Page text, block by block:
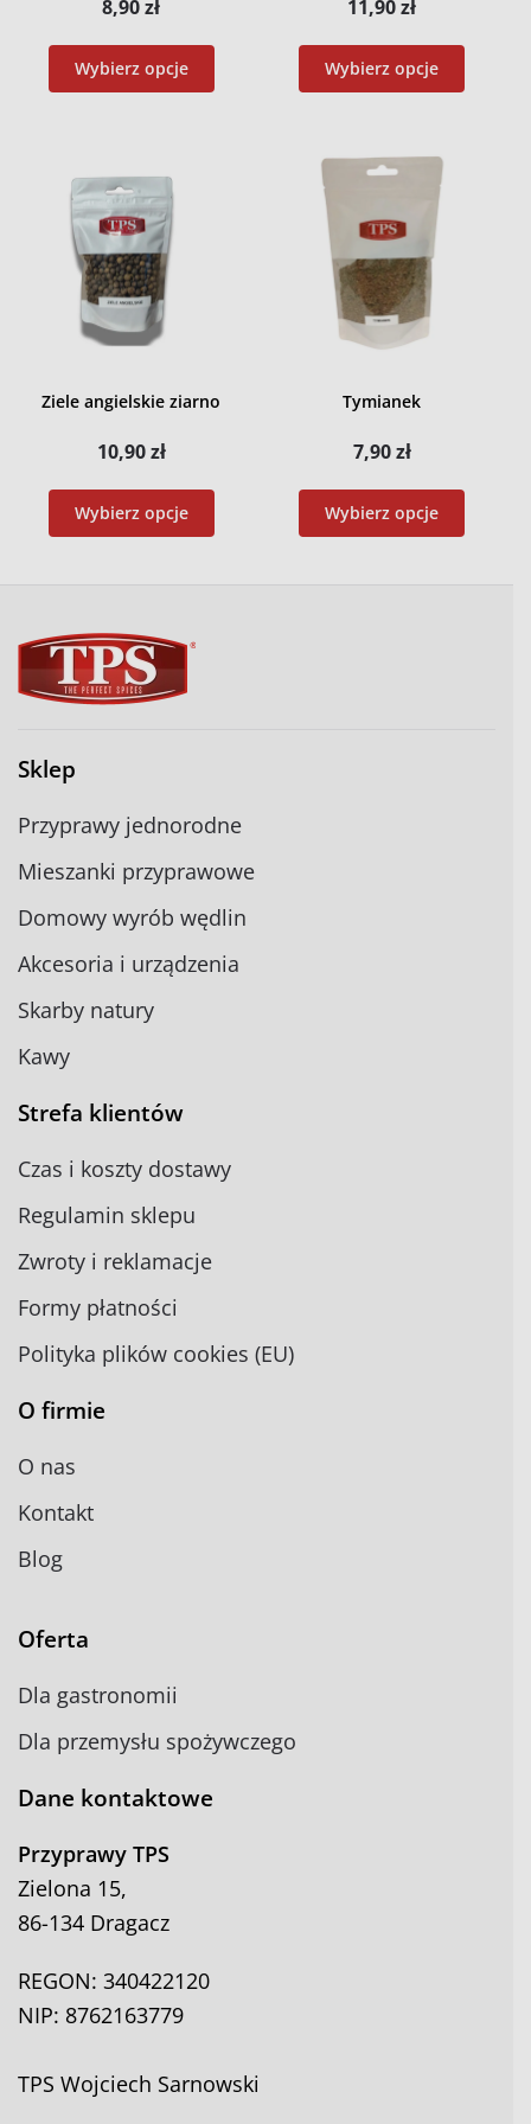
8,90zł
Wybierz opcje
11,90zł
Wybierz opcje
Ziele angielskie ziarno
10,90zł
Wybierz opcje
Tymianek
7,90zł
Wybierz opcje
Sklep
Przyprawy jednorodne
Mieszanki przyprawowe
Domowy wyrób wędlin
Akcesoria i urządzenia
Skarby natury
Kawy
Strefa klientów
Czas i koszty dostawy
Regulamin sklepu
Zwroty i reklamacje
Formy płatności
Polityka plików cookies (EU)
O firmie
O nas
Kontakt
Blog
Oferta
Dla gastronomii
Dla przemysłu spożywczego
Dane kontaktowe
Przyprawy TPS
Zielona 15,
86-134 Dragacz
REGON: 340422120
NIP: 8762163779
TPS Wojciech Sarnowski